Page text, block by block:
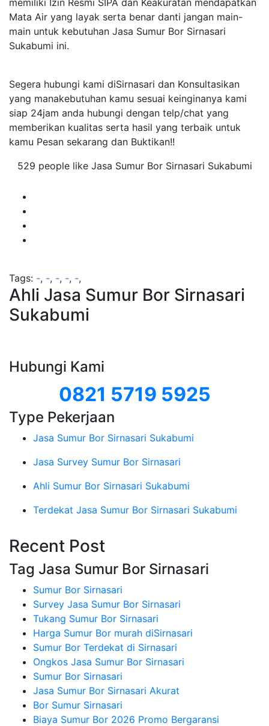
memiliki Izin Resmi SIPA dan Keakuratan mendapatkan
Mata Air yang layak serta benar danti jangan main-
main untuk kebutuhan Jasa Sumur Bor Sirnasari
Sukabumi ini.
Segera hubungi kami diSirnasari dan Konsultasikan
yang manakebutuhan kamu sesuai keinginanya kami
siap 24jam anda hubungi dengan telp/chat yang
memberikan kualitas serta hasil yang terbaik untuk
kamu Pesan sekarang dan Buktikan!!
529 people like Jasa Sumur Bor Sirnasari Sukabumi
Tags: -, -, -, -, -,
Ahli Jasa Sumur Bor Sirnasari
Sukabumi
Hubungi Kami
0821 5719 5925
Type Pekerjaan
Jasa Sumur Bor Sirnasari Sukabumi
Jasa Survey Sumur Bor Sirnasari
Ahli Sumur Bor Sirnasari Sukabumi
Terdekat Jasa Sumur Bor Sirnasari Sukabumi
Recent Post
Tag Jasa Sumur Bor Sirnasari
Sumur Bor Sirnasari
Survey Jasa Sumur Bor Sirnasari
Tukang Sumur Bor Sirnasari
Harga Sumur Bor murah diSirnasari
Sumur Bor Terdekat di Sirnasari
Ongkos Jasa Sumur Bor Sirnasari
Sumur Bor Sirnasari
Jasa Sumur Bor Sirnasari Akurat
Bor Sumur Sirnasari
Biaya Sumur Bor 2026 Promo Bergaransi